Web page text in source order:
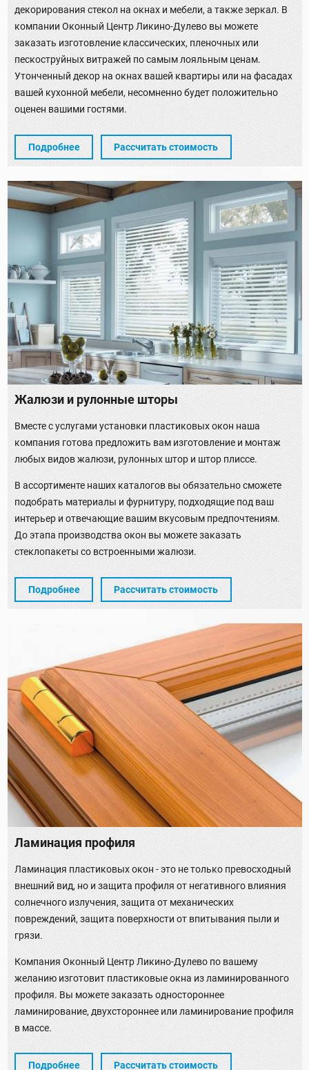
декорирования стекол на окнах и мебели, а также зеркал. В
компании Оконный Центр Ликино-Дулево вы можете
заказать изготовление классических, пленочных или
пескоструйных витражей по самым лояльным ценам.
Утонченный декор на окнах вашей квартиры или на фасадах
вашей кухонной мебели, несомненно будет положительно
оценен вашими гостями.
Подробнее Рассчитать стоимость
Жалюзи и рулонные шторы
Вместе с услугами установки пластиковых окон наша
компания готова предложить вам изготовление и монтаж
любых видов жалюзи, рулонных штор и штор плиссе.
В ассортименте наших каталогов вы обязательно сможете
подобрать материалы и фурнитуру, подходящие под ваш
интерьер и отвечающие вашим вкусовым предпочтениям.
До этапа производства окон вы можете заказать
стеклопакеты со встроенными жалюзи.
Подробнее Рассчитать стоимость
Ламинация профиля
Ламинация пластиковых окон - это не только превосходный
внешний вид, но и защита профиля от негативного влияния
солнечного излучения, защита от механических
повреждений, защита поверхности от впитывания пыли и
грязи.
Компания Оконный Центр Ликино-Дулево по вашему
желанию изготовит пластиковые окна из ламинированного
профиля. Вы можете заказать одностороннее
ламинирование, двухстороннее или ламинирование профиля
в массе.
Подробнее Рассчитать стоимость